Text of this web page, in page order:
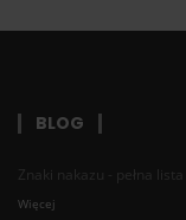
BLOG
Znaki nakazu - pełna
Więcej